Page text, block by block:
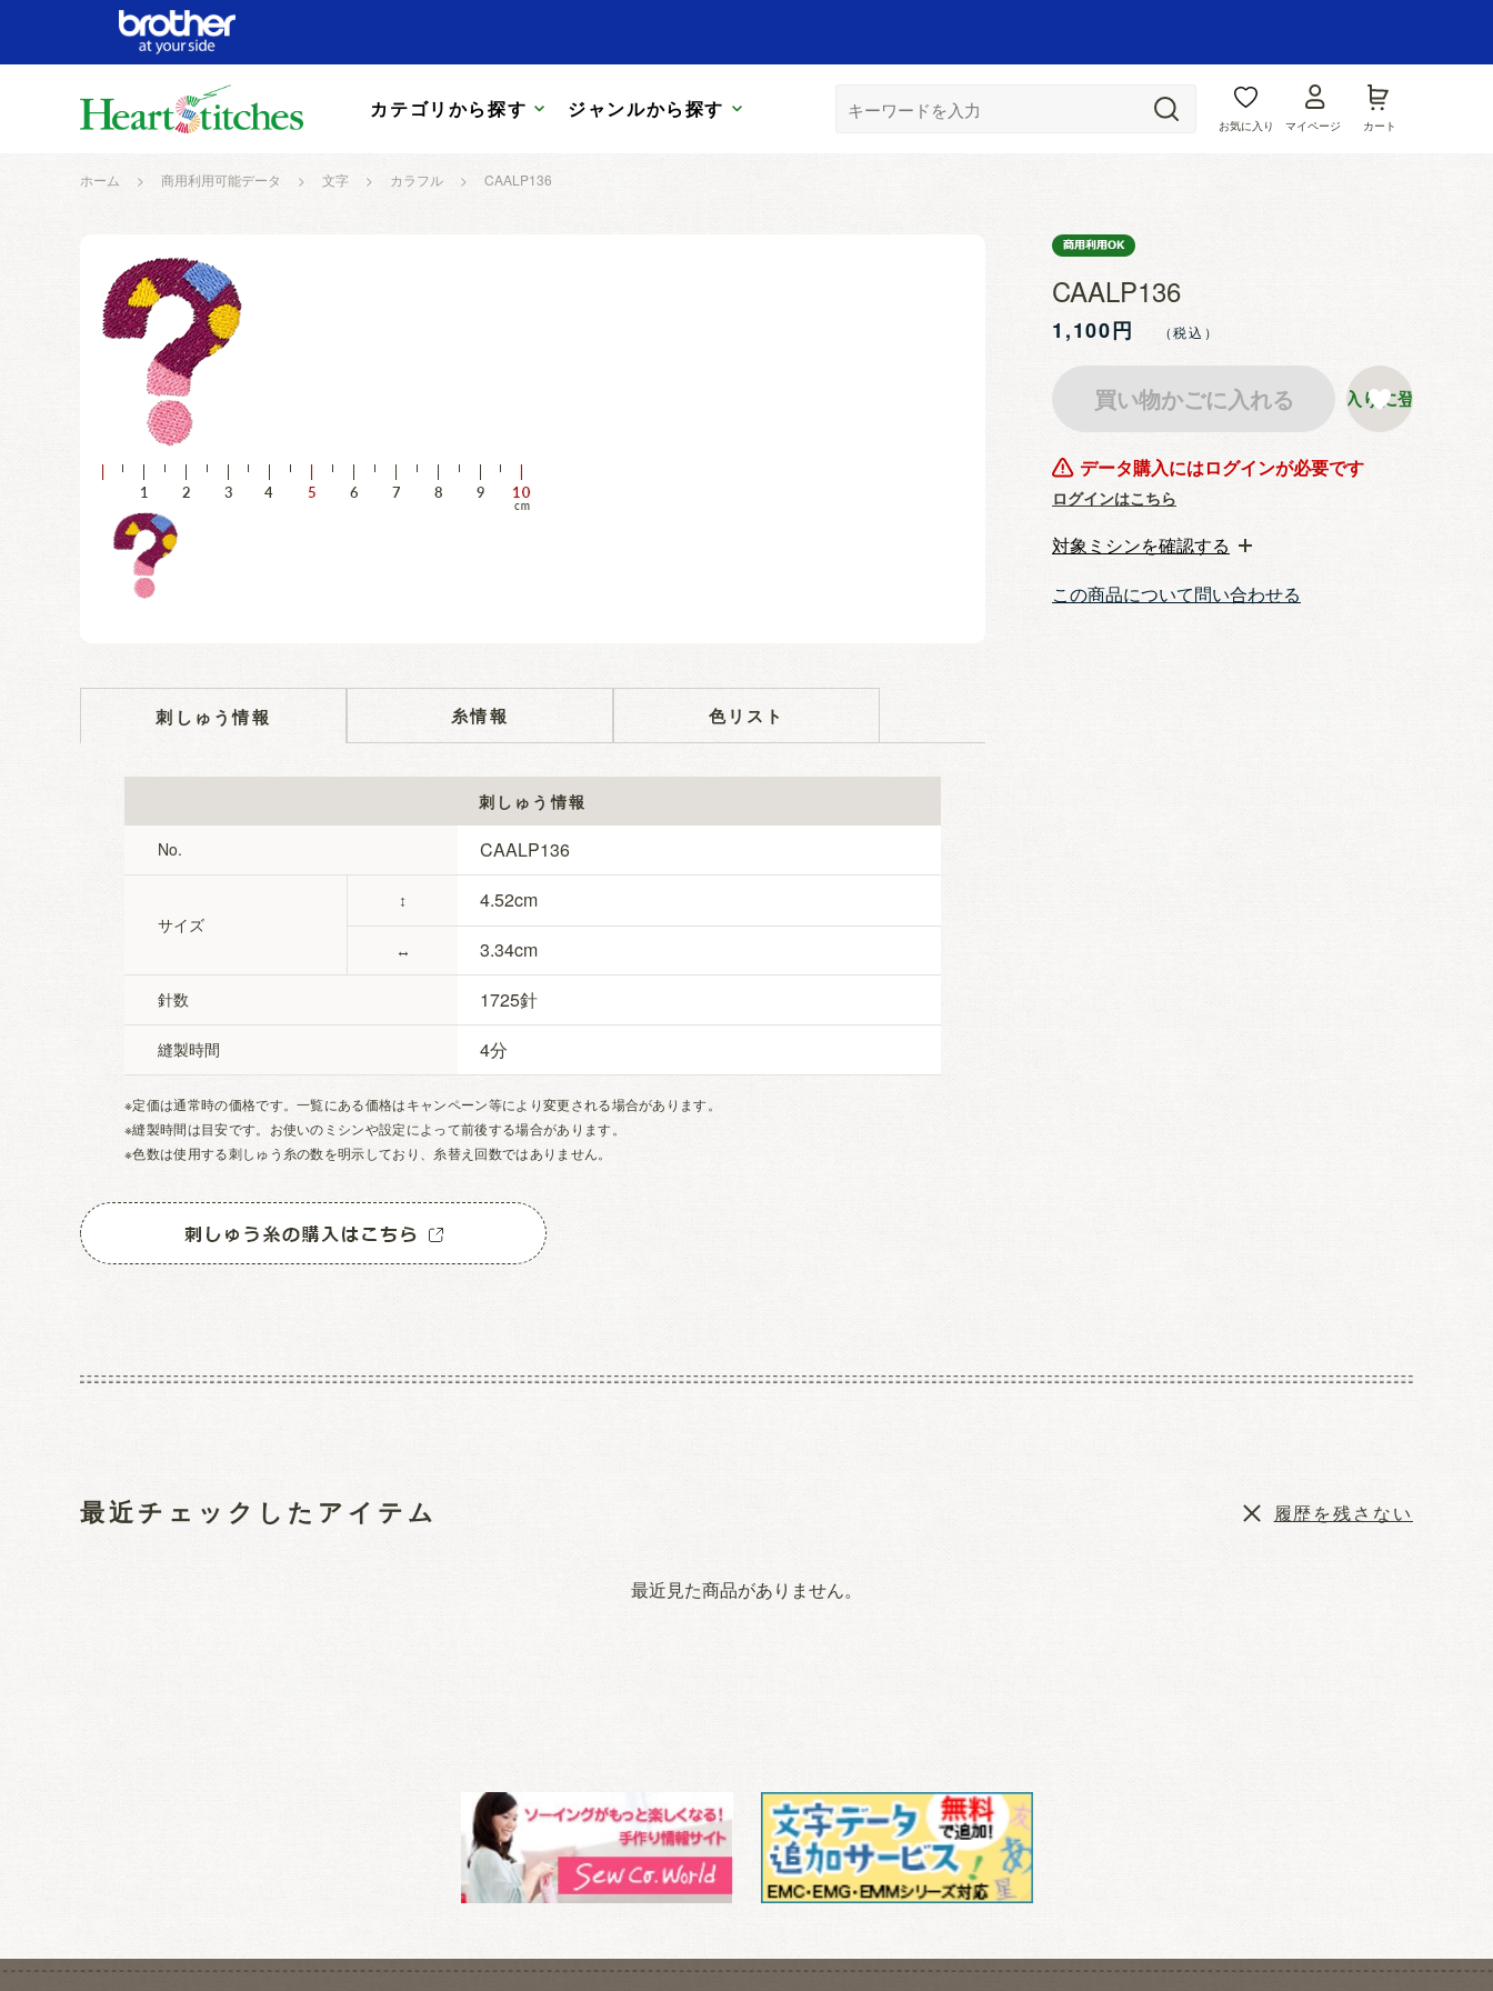
カテゴリから探す ジャンルから探す
お気に入り マイページ カート
ホーム > 商用利用可能データ > 文字 > カラフル > CAALP136
刺しゅう情報 糸情報 色リスト
刺しゅう情報
No. CAALP136
サイズ
↕
↔
4.52
3.34
針数 1725
縫製時間 4
※定価は通常時の価格です。一覧にある価格はキャンペーン等により変更される場合があります。
※縫製時間は目安です。お使いのミシンや設定によって前後する場合があります。
※色数は使用する刺しゅう糸の数を明示しており、糸替え回数ではありません。
CAALP136
1,100円
データ購入にはログインが必要です
買い物かごに入れる
ログインはこちら
お気に入りに登録する
対象ミシンを確認する
この商品について問い合わせる
最近チェックしたアイテム
最近見た商品がありません。
履歴を残さない